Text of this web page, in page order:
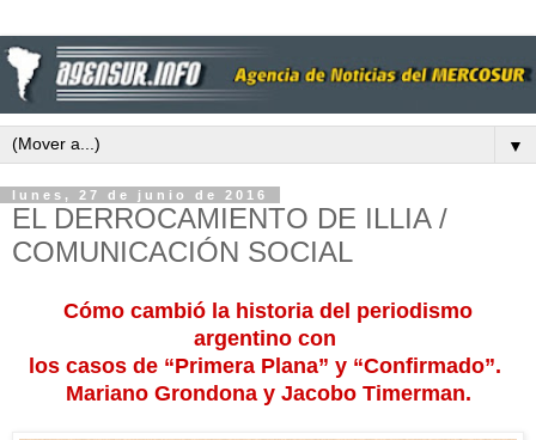
▼
lunes, 27 de junio de 2016
EL DERROCAMIENTO DE ILLIA /
COMUNICACIÓN SOCIAL
Cómo cambió la historia del periodismo
argentino con
los casos de “Primera Plana” y “Confirmado”.
Mariano Grondona y Jacobo Timerman.